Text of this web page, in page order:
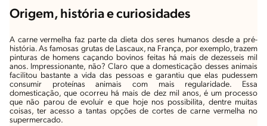
Origem, história e curiosidades
A carne vermelha faz parte da dieta dos seres humanos desde a pré-
história. As famosas grutas de Lascaux, na França, por exemplo, trazem
pinturas de homens caçando bovinos feitas há mais de dezesseis mil
anos. Impressionante, não? Claro que a domesticação desses animais
facilitou bastante a vida das pessoas e garantiu que elas pudessem
consumir proteínas animais com mais regularidade. Essa
domesticação, que ocorreu há mais de dez mil anos, é um processo
que não parou de evoluir e que hoje nos possibilita, dentre muitas
coisas, ter acesso a tantas opções de cortes de carne vermelha no
supermercado.